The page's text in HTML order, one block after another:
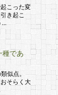
こった変
き起こ
…
種であ
似点。
そらく大